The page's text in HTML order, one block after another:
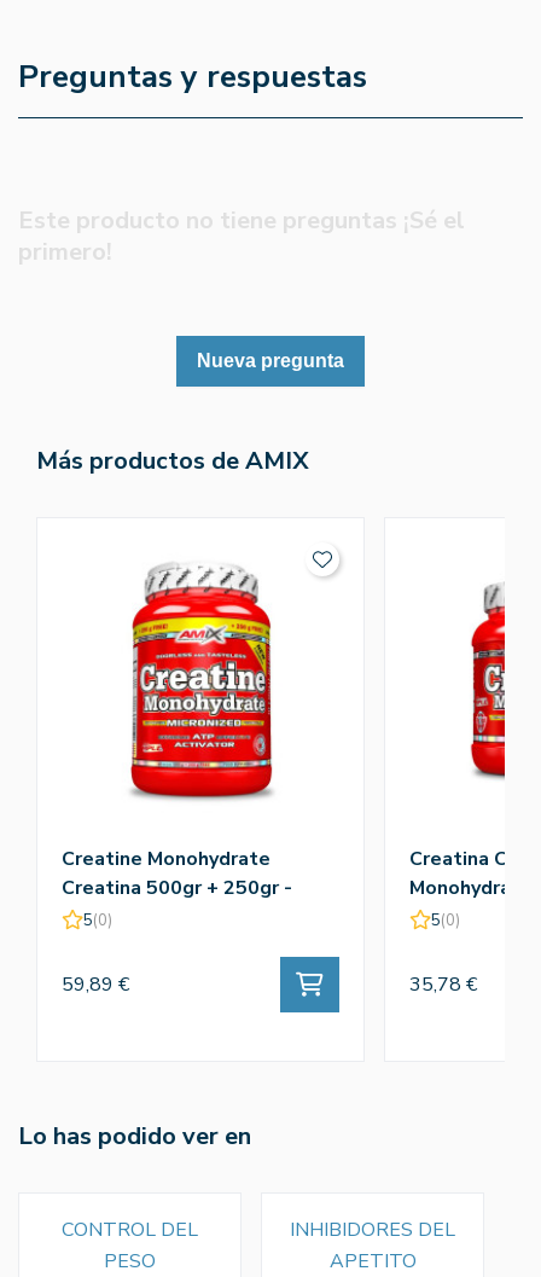
Preguntas y respuestas
Este producto no tiene preguntas ¡Sé el
primero!
Nueva pregunta
Más productos de AMIX
Creatine Monohydrate
Creatina 500gr + 250gr -
Amix
5(0)
59,89 €
Creatina
Monohydrate
5(0)
35,78 €
Lo has podido ver en
CONTROL DEL
PESO
INHIBIDORES DEL
APETITO